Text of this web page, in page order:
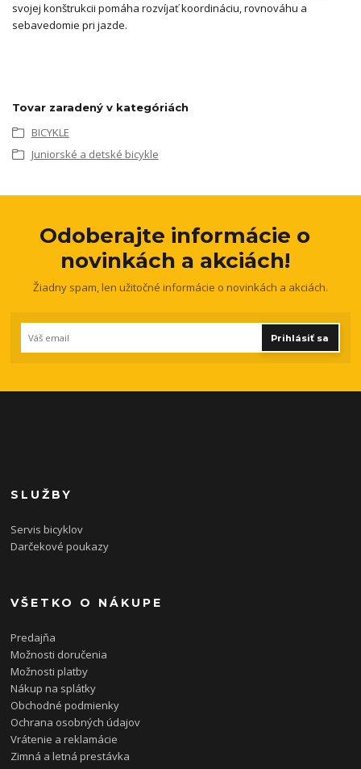
svojej konštrukcii pomáha rozvíjať koordináciu, rovnováhu a
sebavedomie pri jazde.
Tovar zaradený v kategóriách
BICYKLE
Juniorské a detské bicykle
Odoberajte informácie o
novinkách a akciách!
Žiadny spam, len užitočné informácie o novinkách a akciách.
Prihlásiť sa
SLUŽBY
Servis bicyklov
Darčekové poukazy
VŠETKO O NÁKUPE
Predajňa
Možnosti doručenia
Možnosti platby
Nákup na splátky
Obchodné podmienky
Ochrana osobných údajov
Vrátenie a reklamácie
Zimná a letná prestávka